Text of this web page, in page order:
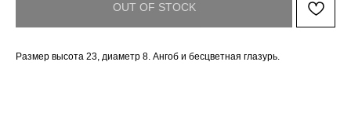
OUT OF STOCK
Размер высота 23, диаметр 8. Ангоб и бесцветная глазурь.